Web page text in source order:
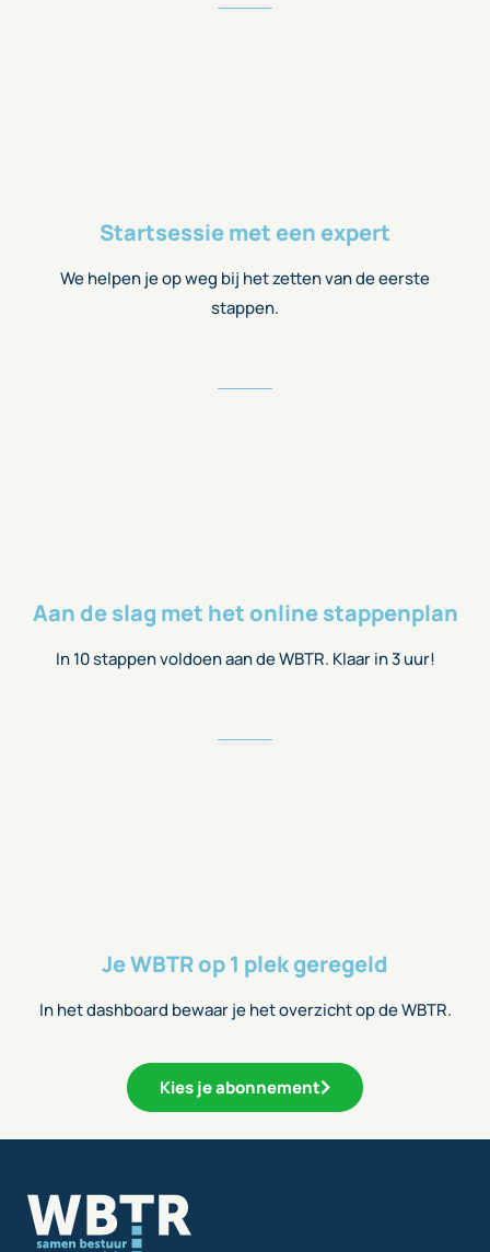
Startsessie met een expert
We helpen je op weg bij het zetten van de eerste
stappen.
Aan de slag met het online stappenplan
In 10 stappen voldoen aan de WBTR. Klaar in 3 uur!
Je WBTR op 1 plek geregeld
In het dashboard bewaar je het overzicht op de WBTR.
Kies je abonnement